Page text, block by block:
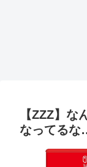
【ZZZ】な
なってるな